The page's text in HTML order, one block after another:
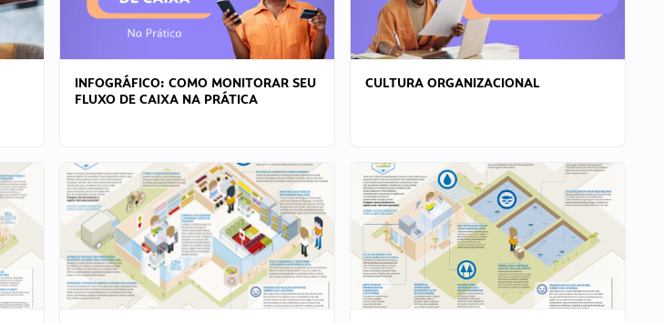
INFOGRÁFICO: COMO MONITORAR SEU
FLUXO DE CAIXA NA PRÁTICA
CULTURA ORGANIZACIONAL